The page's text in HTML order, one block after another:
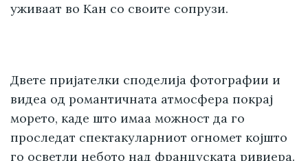
уживаат во Кан со своите сопрузи.
Двете пријателки споделија фотографии и
видеа од романтичната атмосфера покрај
морето, каде што имаа можност да го
проследат спектакуларниот огномет којшто
го осветли небото над француската ривиера.